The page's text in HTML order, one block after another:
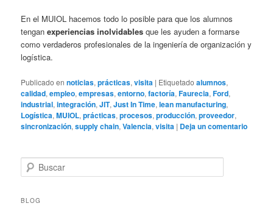
En el MUIOL hacemos todo lo posible para que los alumnos
tenganexperiencias inolvidables que les ayuden a formarse
como verdaderos profesionales de la ingeniería de organización y
logística.
Publicado en noticias,prácticas,visita | Etiquetado alumnos,
calidad,empleo,empresas,entorno,factoría,Faurecia,Ford,
industrial,integración,JIT,Just In Time,lean manufacturing,
Logística,MUIOL,prácticas,procesos,producción,proveedor,
sincronización,supply chain,Valencia,visita | Deja un comentario
u
c
BLOG